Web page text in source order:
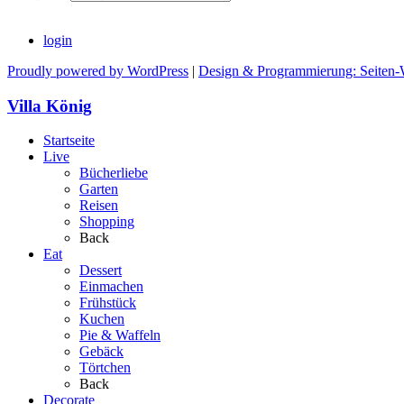
login
Proudly powered by WordPress | Design & Programmierung: Seiten-
Villa König
Startseite
Live
Bücherliebe
Garten
Reisen
Shopping
Back
Eat
Dessert
Einmachen
Frühstück
Kuchen
Pie & Waffeln
Gebäck
Törtchen
Back
Decorate